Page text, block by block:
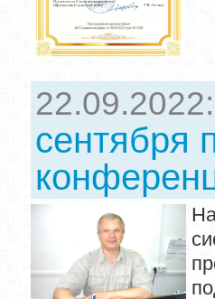
сентября